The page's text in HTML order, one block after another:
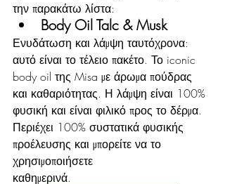
την παρακάτω λίστα:
Body Oil Talc & Musk
Ενυδάτωση και λάμψη ταυτόχρονα:
αυτό είναι το τέλειο πακέτο. Το iconic
body oil της Misa με άρωμα πούδρας
και καθαριότητας. Η λάμψη είναι 100%
φυσική και είναι φιλικό προς το δέρμα.
Περιέχει 100% συστατικά φυσικής
προέλευσης και μπορείτε να το
χρησιμοποιήσετε
καθημερινά.